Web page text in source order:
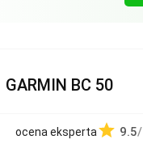
GARMIN BC 50
ocena eksperta 9.5